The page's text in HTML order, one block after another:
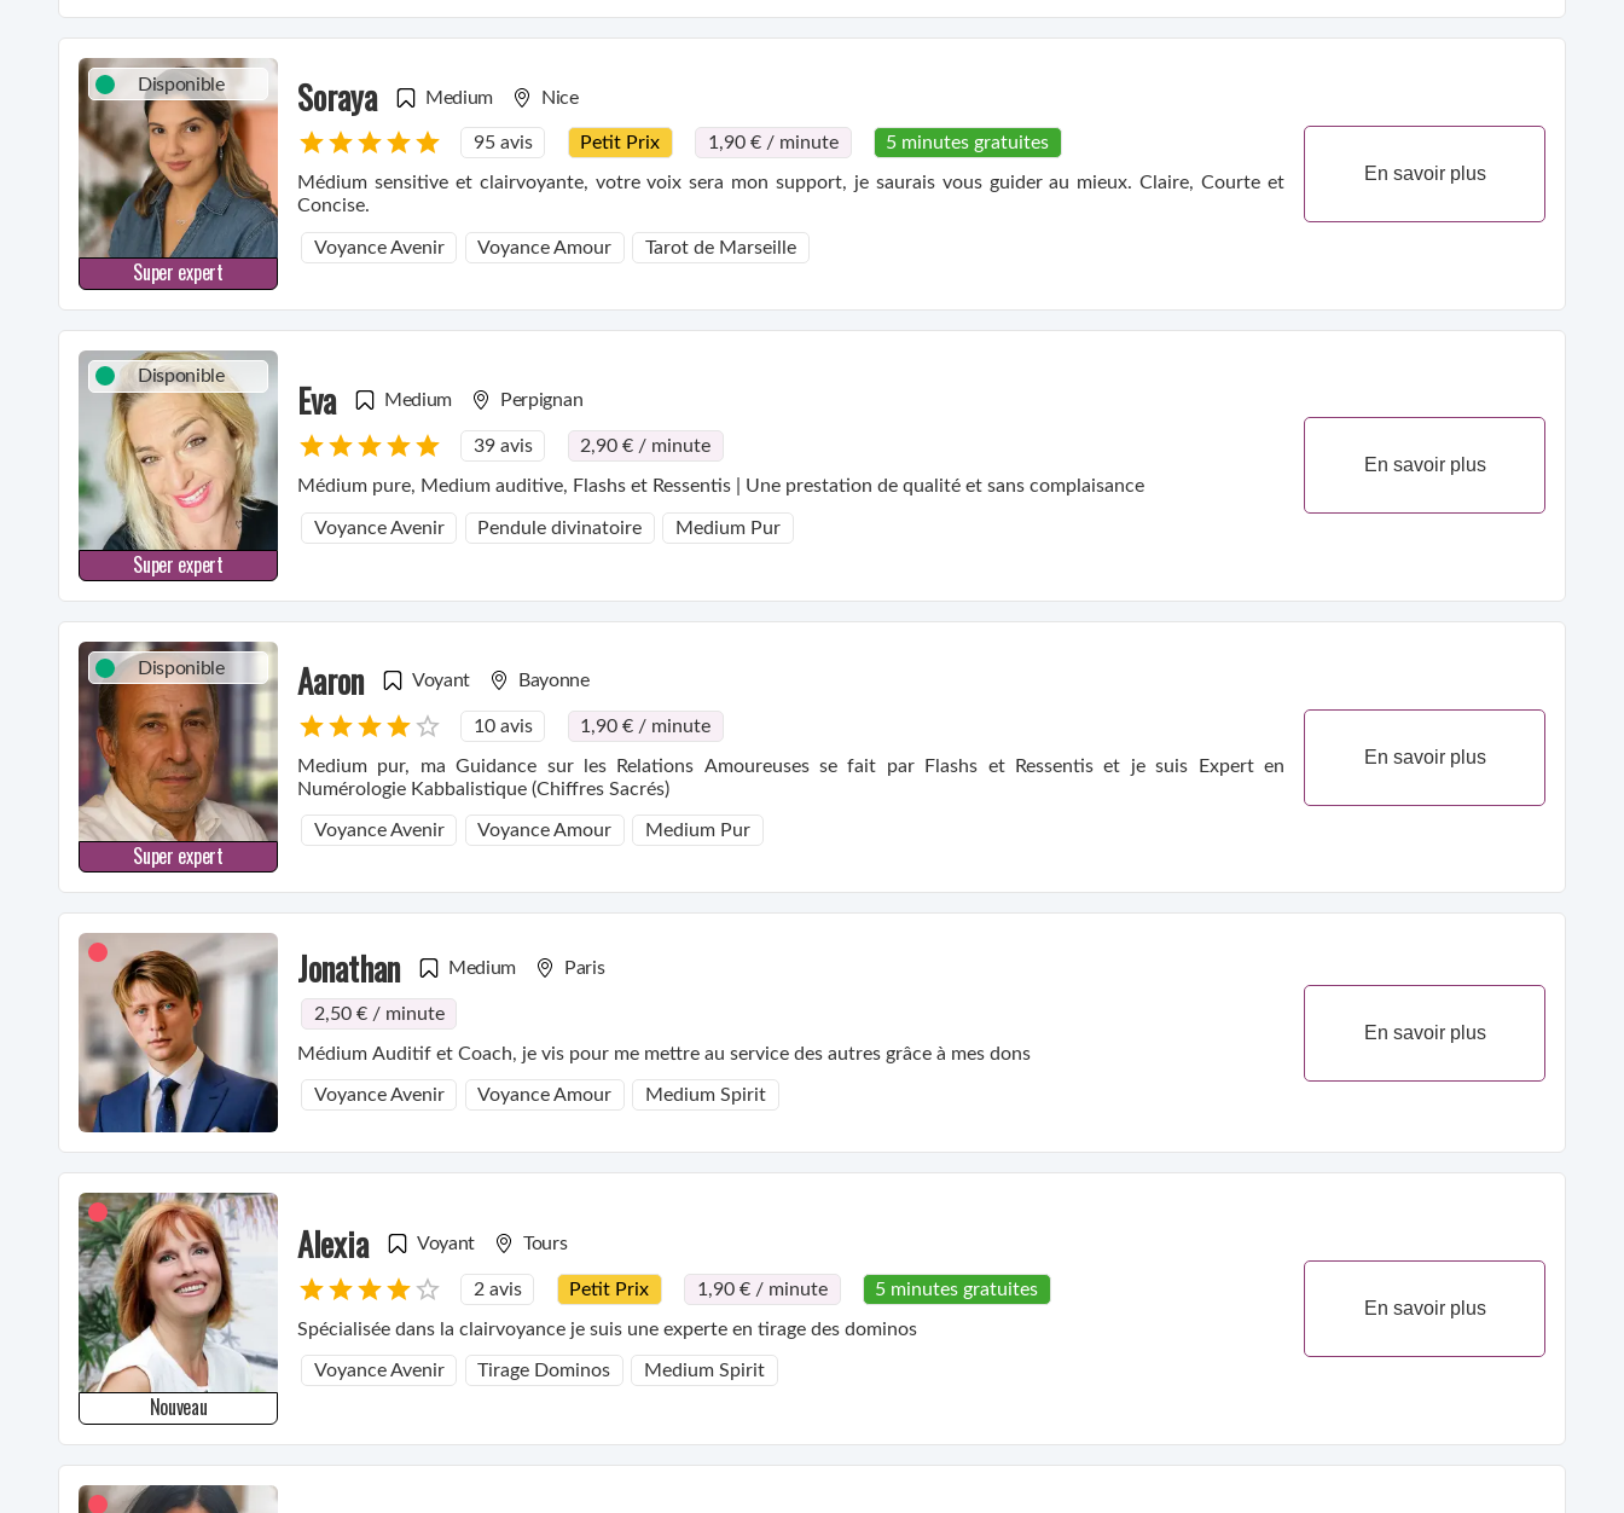
Disponible
Super expert
Soraya Medium Nice
95 avis Petit Prix 1,90 € / minute 5 minutes gratuites
Médium sensitive et clairvoyante, votre voix sera mon support, je saurais vous guider au mieux. Claire, Courte et
Concise.
Voyance Avenir Voyance Amour Tarot de Marseille
En savoir plus
Disponible
Super expert
Eva Medium Perpignan
39 avis 2,90 € / minute
Médium pure, Medium auditive, Flashs et Ressentis | Une prestation de qualité et sans complaisance
Voyance Avenir Pendule divinatoire Medium Pur
En savoir plus
Disponible
Super expert
Aaron Voyant Bayonne
10 avis 1,90 € / minute
Medium pur, ma Guidance sur les Relations Amoureuses se fait par Flashs et Ressentis et je suis Expert en
Numérologie Kabbalistique (Chiffres Sacrés)
Voyance Avenir Voyance Amour Medium Pur
En savoir plus
Jonathan Medium Paris
2,50 € / minute
Médium Auditif et Coach, je vis pour me mettre au service des autres grâce à mes dons
Voyance Avenir Voyance Amour Medium Spirit
En savoir plus
Nouveau
Alexia Voyant Tours
2 avis Petit Prix 1,90 € / minute 5 minutes gratuites
Spécialisée dans la clairvoyance je suis une experte en tirage des dominos
Voyance Avenir Tirage Dominos Medium Spirit
En savoir plus